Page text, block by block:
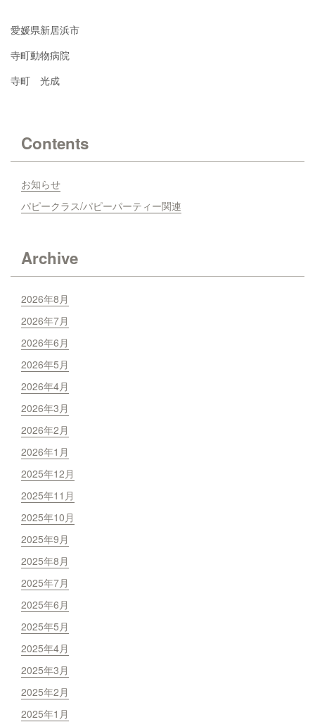
愛媛県新居浜市
寺町動物病院
寺町 光成
Contents
お知らせ
パピークラス/パピーパーティー関連
Archive
2026年8月
2026年7月
2026年6月
2026年5月
2026年4月
2026年3月
2026年2月
2026年1月
2025年12月
2025年11月
2025年10月
2025年9月
2025年8月
2025年7月
2025年6月
2025年5月
2025年4月
2025年3月
2025年2月
2025年1月